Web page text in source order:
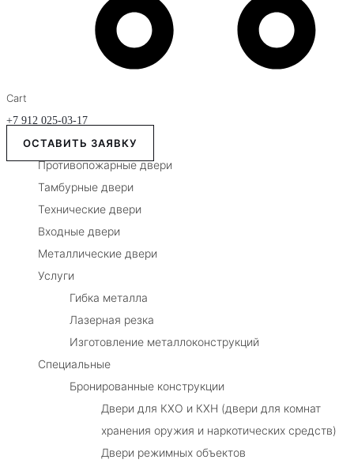
Cart
+7 912 025-03-17
ОСТАВИТЬ ЗАЯВКУ
Противопожарные двери
Тамбурные двери
Технические двери
Входные двери
Металлические двери
Услуги
Гибка металла
Лазерная резка
Изготовление металлоконструкций
Специальные
Бронированные конструкции
Двери для КХО и КХН (двери для комнат
хранения оружия и наркотических средств)
Двери режимных объектов